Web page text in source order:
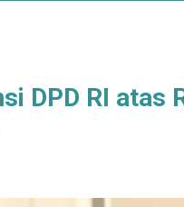
DPD RI atas